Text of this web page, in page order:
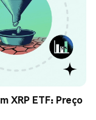
XRP ETF: Preço